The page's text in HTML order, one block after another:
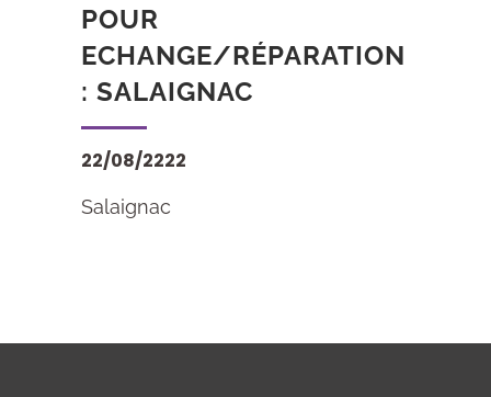
POUR
ECHANGE/RÉPARATION
: SALAIGNAC
22/08/2222
Salaignac